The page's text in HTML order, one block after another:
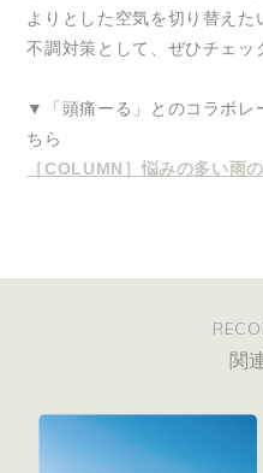
よりとした空気を切り替え
不調対策として、ぜひチェッ
▼「頭痛ーる」とのコラボレ
ちら
［COLUMN］悩みの多い雨
関